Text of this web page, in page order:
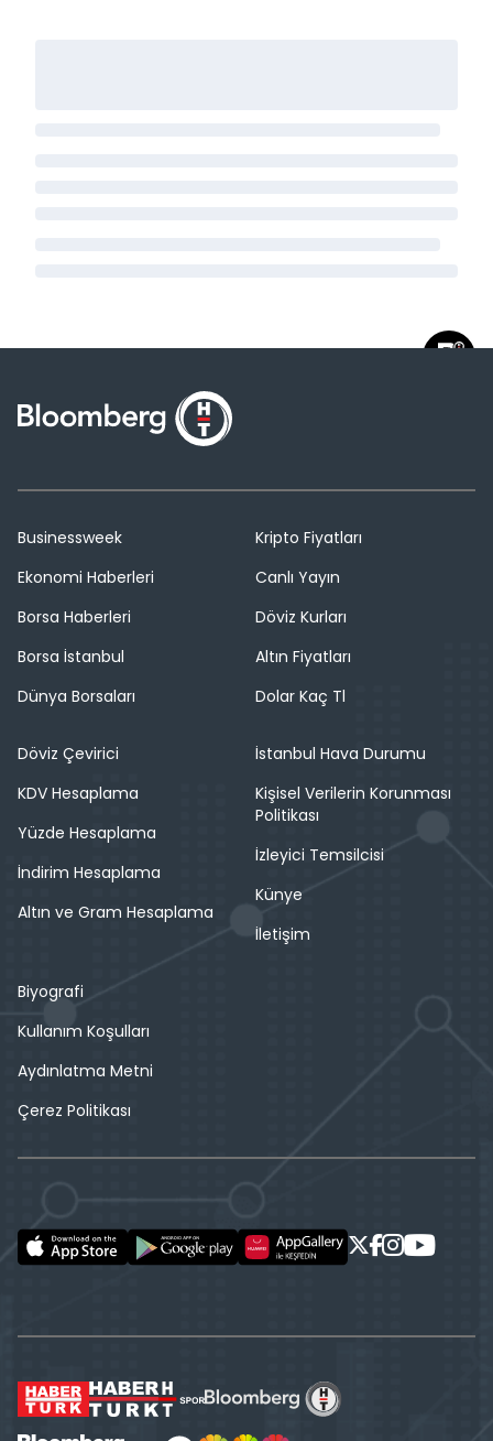
Businessweek
Ekonomi Haberleri
Borsa Haberleri
Borsa İstanbul
Dünya Borsaları
Kripto Fiyatları
Canlı Yayın
Döviz Kurları
Altın Fiyatları
Dolar Kaç Tl
Döviz Çevirici
KDV Hesaplama
Yüzde Hesaplama
İndirim Hesaplama
Altın ve Gram Hesaplama
İstanbul Hava Durumu
Kişisel Verilerin Korunması
Politikası
İzleyici Temsilcisi
Künye
İletişim
Biyografi
Kullanım Koşulları
Aydınlatma Metni
Çerez Politikası